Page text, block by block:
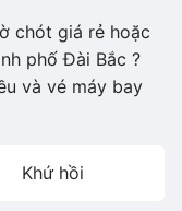
chót giá rẻ hoặc
phố Đài Bắc ?
và vé máy bay
Khứ hồi